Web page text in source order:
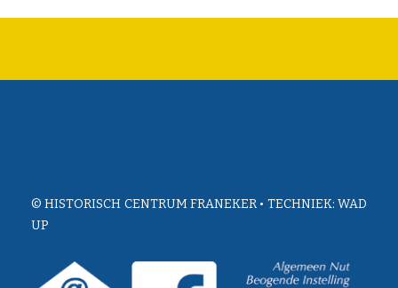
© HISTORISCH CENTRUM FRANEKER • TECHNIEK: WAD
UP